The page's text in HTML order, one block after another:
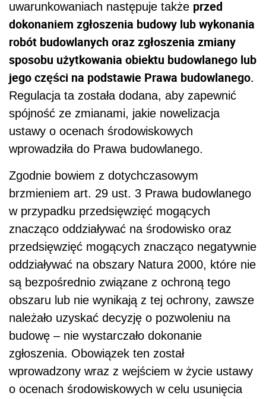
uwarunkowaniach następuje także przed
dokonaniem zgłoszenia budowy lub wykonania
robót budowlanych oraz zgłoszenia zmiany
sposobu użytkowania obiektu budowlanego lub
jego części na podstawie Prawa budowlanego.
Regulacja ta została dodana, aby zapewnić
spójność ze zmianami, jakie nowelizacja
ustawy o ocenach środowiskowych
wprowadziła do Prawa budowlanego.
Zgodnie bowiem z dotychczasowym
brzmieniem art. 29 ust. 3 Prawa budowlanego
w przypadku przedsięwzięć mogących
znacząco oddziaływać na środowisko oraz
przedsięwzięć mogących znacząco negatywnie
oddziaływać na obszary Natura 2000, które nie
są bezpośrednio związane z ochroną tego
obszaru lub nie wynikają z tej ochrony, zawsze
należało uzyskać decyzję o pozwoleniu na
budowę – nie wystarczało dokonanie
zgłoszenia. Obowiązek ten został
wprowadzony wraz z wejściem w życie ustawy
o ocenach środowiskowych w celu usunięcia